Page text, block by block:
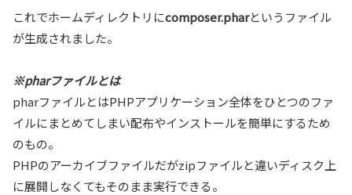
これでホームディレクトリにcomposer.pharというファイル
が生成されました。
※pharファイルとは
pharファイルとはPHPアプリケーション全体をひとつのファ
イルにまとめてしまい配布やインストールを簡単にするため
のもの。
PHPのアーカイブファイルだがzipファイルと違いディスク上
に展開しなくてもそのまま実行できる。